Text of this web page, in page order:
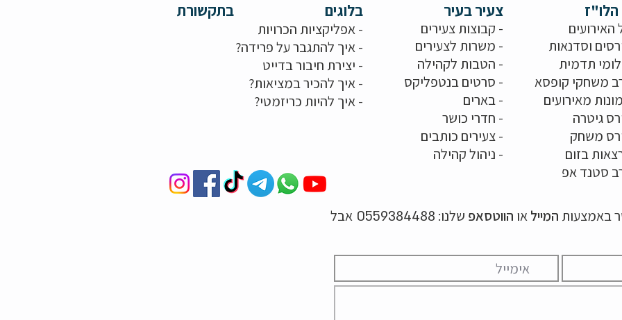
בתקשורת בלוגים
-אפליקציות הכרויות
-איך להתגבר על פרידה?
- יצירת חיבור בדייט
-איך להכיר במציאות?
-איך להיות כריזמטי?
צעיר בעיר
- קבוצות צעירים
- משרות לצעירים
- הטבות לקהילה
- סרטים בנטפליקס
- בארים
- חדרי כושר
-צעירים כותבים
- ניהול קהילה
וסדנאות
תדמית
משחקי קופסא
מאירועים
גיטרה
משחק
בזום
סטנד אפ
באמצעות המיילאו הווטסאפ שלנו: 0559384488 אבל